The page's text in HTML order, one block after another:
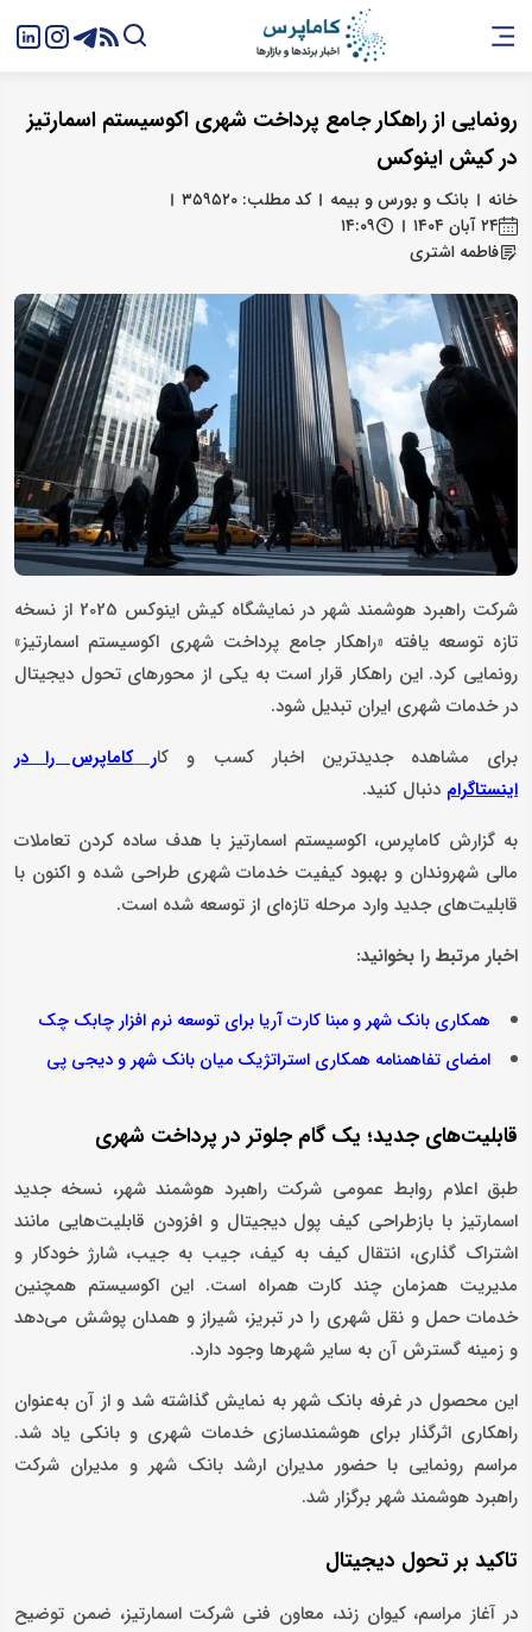
رونمایی از راهکار جامع پرداخت شهری اکوسیستم اسمارتیز
در کیش اینوکس
خانه بانک و بورس و بیمه
کد مطلب: ۳۵۹۵۲۰
۲۴ آبان ۱۴۰۴
۱۴:۰۹
فاطمه اشتری
شرکت راهبرد هوشمند شهر در نمایشگاه کیش اینوکس 2025 از نسخه
تازه ‌توسعه ‌یافته «راهکار جامع پرداخت شهری اکوسیستم اسمارتیز»
رونمایی کرد. این راهکار قرار است به یکی از محورهای تحول دیجیتال
در خدمات شهری ایران تبدیل شود.
برای مشاهده جدیدترین اخبار کسب و کارکاماپرس را در
اینستاگرام دنبال کنید.
به گزارش کاماپرس، اکوسیستم اسمارتیز با هدف ساده‌ کردن تعاملات
مالی شهروندان و بهبود کیفیت خدمات شهری طراحی شده و اکنون با
قابلیت‌های جدید وارد مرحله تازه‌ای از توسعه شده است.
اخبار مرتبط را بخوانید:
همکاری بانک شهر و مبنا کارت آریا برای توسعه نرم‌ افزار چابک‌ چک
امضای تفاهمنامه همکاری استراتژیک میان بانک شهر و دیجی ‌پی
قابلیت‌های جدید؛ یک گام جلوتر در پرداخت شهری
طبق اعلام روابط‌ عمومی شرکت راهبرد هوشمند شهر، نسخه جدید
اسمارتیز با بازطراحی کیف پول دیجیتال و افزودن قابلیت‌هایی مانند
اشتراک‌ گذاری، انتقال کیف ‌به ‌کیف، جیب ‌به ‌جیب، شارژ خودکار و
مدیریت همزمان چند کارت همراه است. این اکوسیستم همچنین
خدمات حمل ‌و نقل شهری را در تبریز، شیراز و همدان پوشش می‌دهد
و زمینه گسترش آن به سایر شهرها وجود دارد.
این محصول در غرفه بانک شهر به نمایش گذاشته شد و از آن به‌عنوان
راهکاری اثرگذار برای هوشمندسازی خدمات شهری و بانکی یاد شد.
مراسم رونمایی با حضور مدیران ارشد بانک شهر و مدیران شرکت
راهبرد هوشمند شهر برگزار شد.
تاکید بر تحول دیجیتال
در آغاز مراسم، کیوان زند، معاون فنی شرکت اسمارتیز، ضمن توضیح